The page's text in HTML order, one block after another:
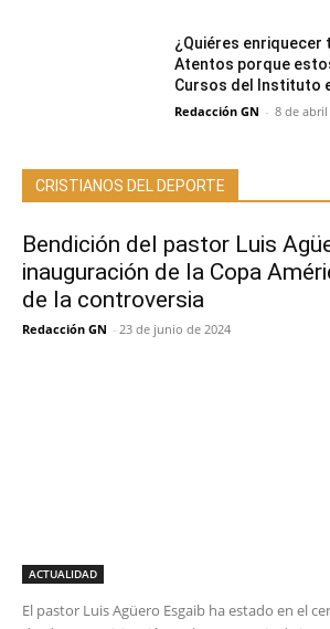
¿Quiéres enriquecer
Atentos porque
Cursos del Instituto
Redacción GN - 8 de
CRISTIANOS DEL DEPORTE
Bendición del pastor Luis
inauguración de la Copa
de la controversia
Redacción GN - 23 de junio de 2024
ACTUALIDAD
El pastor Luis Agüero Esgaib ha estado en el